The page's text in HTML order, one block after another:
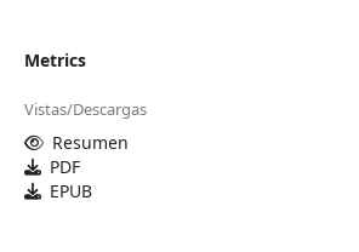
Metrics
Vistas/Descargas
Resumen
PDF
EPUB